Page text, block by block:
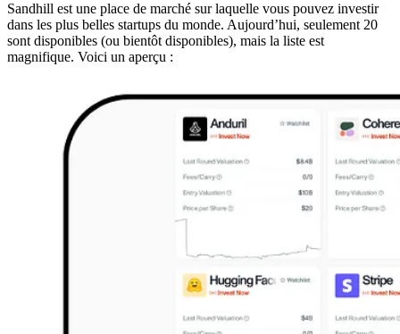
Sandhill est une place de marché sur laquelle vous pouvez investir
dans les plus belles startups du monde. Aujourd’hui, seulement 20
sont disponibles (ou bientôt disponibles), mais la liste est
magnifique. Voici un aperçu :